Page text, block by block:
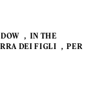
IN THE
DEI FIGLI
PER